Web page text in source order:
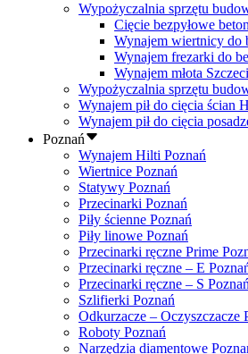
Wypożyczalnia sprzętu
Cięcie bezpyłowe
Wynajem wiertnicy do
Wynajem frezarki do
Wynajem młota
Wypożyczalnia sprzętu
Wynajem pił do cięcia ścian
Wynajem pił do cięcia
Poznań
Wynajem Hilti Poznań
Wiertnice Poznań
Statywy Poznań
Przecinarki Poznań
Piły ścienne Poznań
Piły linowe Poznań
Przecinarki ręczne Prime
Przecinarki ręczne – E
Przecinarki ręczne – S Poznań
Szlifierki Poznań
Odkurzacze – Oczyszczacze
Roboty Poznań
Narzędzia diamentowe